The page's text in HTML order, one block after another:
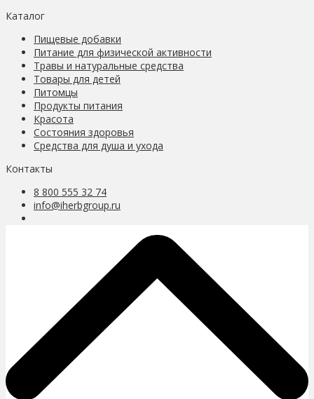
Каталог
Пищевые добавки
Питание для физической активности
Травы и натуральные средства
Товары для детей
Питомцы
Продукты питания
Красота
Состояния здоровья
Средства для душа и ухода
Контакты
8 800 555 32 74
info@iherbgroup.ru